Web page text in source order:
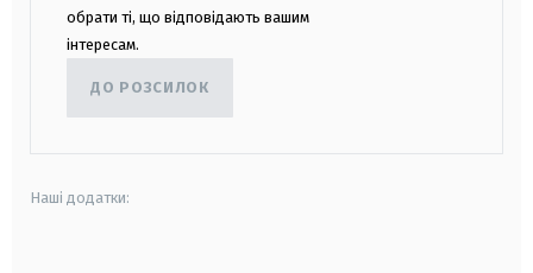
обрати ті, що відповідають вашим
інтересам.
ДО РОЗСИЛОК
Наші додатки: